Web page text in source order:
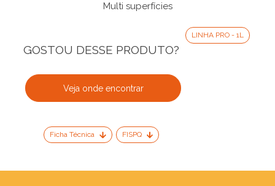
LINHA PRO - 1L
Multi superfícies
GOSTOU DESSE PRODUTO?
Veja onde encontrar
Ficha Técnica FISPQ